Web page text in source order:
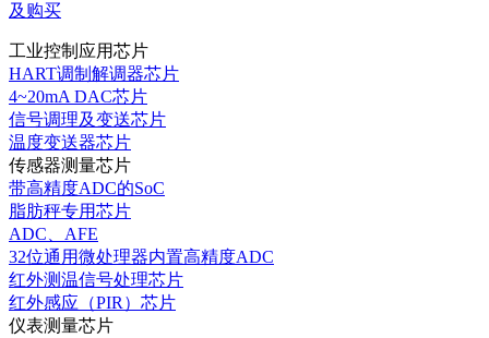
及购买
工业控制应用芯片
HART调制解调器芯片
4~20mA DAC芯片
信号调理及变送芯片
温度变送器芯片
传感器测量芯片
带高精度ADC的SoC
脂肪秤专用芯片
ADC、AFE
32位通用微处理器内置高精度ADC
红外测温信号处理芯片
红外感应（PIR）芯片
仪表测量芯片